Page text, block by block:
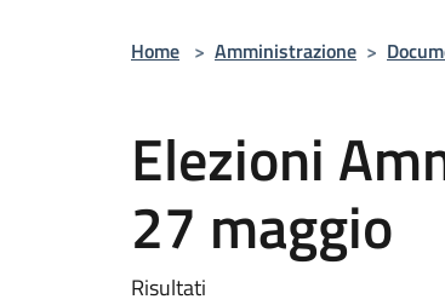
Home > Amministrazione >
Elezioni
27 maggio
Risultati